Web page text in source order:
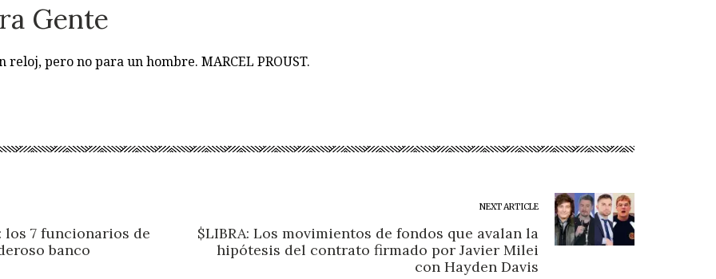
Gente
pero no para un hombre. MARCEL PROUST.
los 7 funcionarios de
banco
NEXT ARTICLE
$LIBRA: Los movimientos de fondos que avalan la
hipótesis del contrato firmado por Javier Milei
con Hayden Davis